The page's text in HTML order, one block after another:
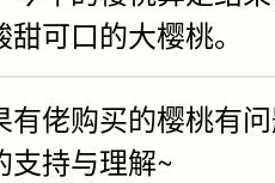
可口的大樱桃。
有佬购买的樱桃有
支持与理解~